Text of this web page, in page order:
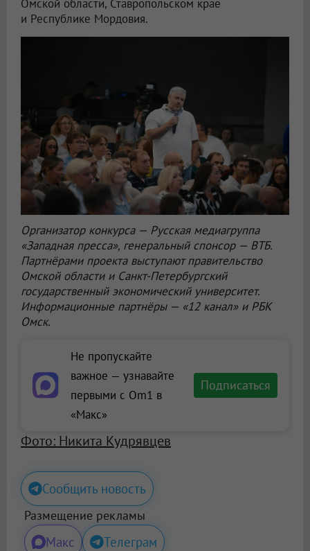
Омской области, Ставропольском крае
и Республике Мордовия.
Организатор конкурса — Русская медиагруппа
«Западная пресса», генеральный спонсор — ВТБ.
Партнёрами проекта выступают правительство
Омской области и Санкт-Петербургский
государственный экономический университет.
Информационные партнёры — «12 канал» и РБК
Омск.
Не пропускайте
важное — узнавайте
первыми с Om1 в
«Макс»
Подписаться
Фото: Никита Кудрявцев
Сообщить новость
Размещение рекламы
Макс Телеграм